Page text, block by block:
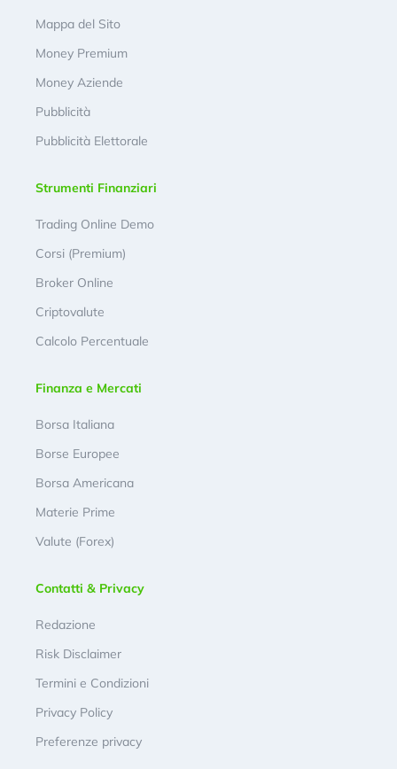
Mappa del Sito
Money Premium
Money Aziende
Pubblicità
Pubblicità Elettorale
Strumenti Finanziari
Trading Online Demo
Corsi (Premium)
Broker Online
Criptovalute
Calcolo Percentuale
Finanza e Mercati
Borsa Italiana
Borse Europee
Borsa Americana
Materie Prime
Valute (Forex)
Contatti & Privacy
Redazione
Risk Disclaimer
Termini e Condizioni
Privacy Policy
Preferenze privacy